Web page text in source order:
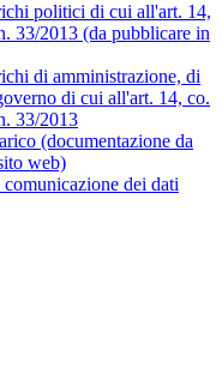
politici di cui all'art. 14,
33/2013 (da pubblicare in
di amministrazione, di
di cui all'art. 14, co.
33/2013
(documentazione da
web)
dei dati